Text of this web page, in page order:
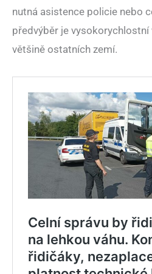
nutná asistence policie nebo
předvýběr je vysokorychlostní
většině ostatních zemí.